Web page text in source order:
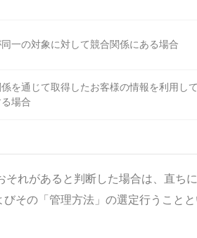
一の対象に対して競合関係にある場合
を通じて取得したお客様の情報を利用し
場合
れがあると判断した場合は、直ち
その「管理方法」の選定行うことと